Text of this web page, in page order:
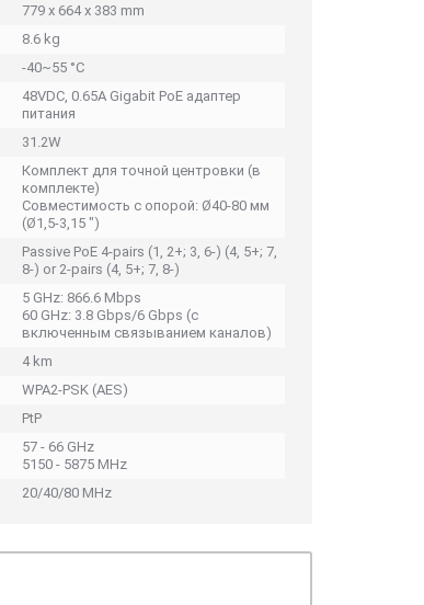
779 x 664 x 383 mm
8.6 kg
-40~55 °C
48VDC, 0.65A Gigabit PoE адаптер
питания
31.2W
Комплект для точной центровки (в
комплекте)
Совместимость с опорой: Ø40-80 мм
(Ø1,5-3,15 ")
Passive PoE 4-pairs (1, 2+; 3, 6-) (4, 5+; 7,
8-) or 2-pairs (4, 5+; 7, 8-)
5 GHz: 866.6 Mbps
60 GHz: 3.8 Gbps/6 Gbps (с
включенным связыванием каналов)
4 km
WPA2-PSK (AES)
PtP
57 - 66 GHz
5150 - 5875 MHz
20/40/80 MHz